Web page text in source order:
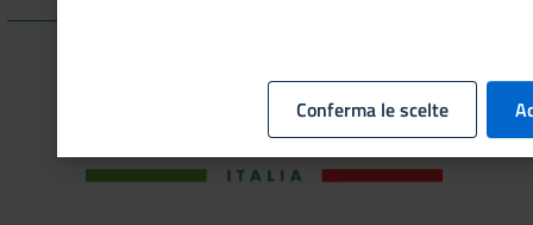
Conferma le scelte